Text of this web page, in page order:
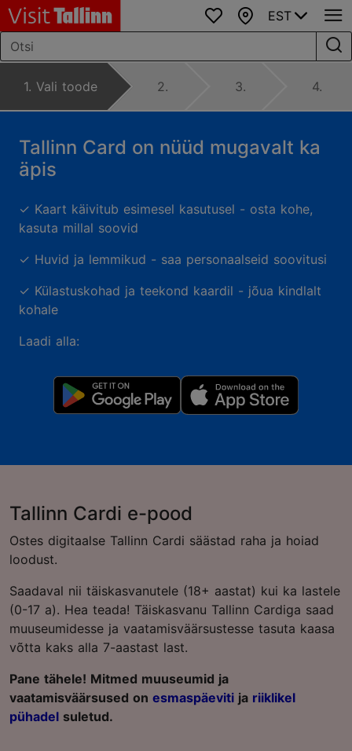
Lemmikud
Kaart
EST
1. Vali toode 2. 3. 4.
Tallinn Card on nüüd mugavalt ka
äpis
✓ Kaart käivitub esimesel kasutusel - osta kohe,
kasuta millal soovid
✓ Huvid ja lemmikud - saa personaalseid soovitusi
✓ Külastuskohad ja teekond kaardil - jõua kindlalt
kohale
Laadi alla:
Tallinn Cardi e-pood
Ostes digitaalse Tallinn Cardi säästad raha ja hoiad
loodust.
Saadaval nii täiskasvanutele (18+ aastat) kui ka lastele
(0-17 a). Hea teada! Täiskasvanu Tallinn Cardiga saad
muuseumidesse ja vaatamisväärsustesse tasuta kaasa
võtta kaks alla 7-aastast last.
Pane tähele! Mitmed muuseumid ja
vaatamisväärsused on esmaspäeviti ja riiklikel
pühadel suletud.